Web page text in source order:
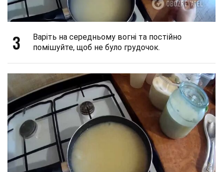
3
Варіть на середньому вогні та постійно
помішуйте, щоб не було грудочок.